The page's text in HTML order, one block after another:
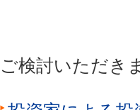
ご検討いただき